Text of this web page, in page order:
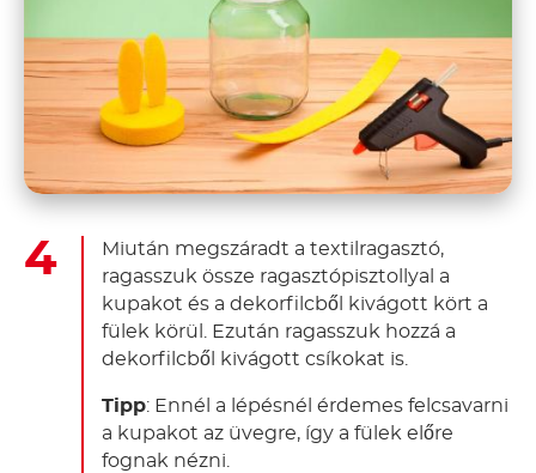
Miután megszáradt a textilragasztó,
ragasszuk össze ragasztópisztollyal a
kupakot és a dekorfilcből kivágott kört a
fülek körül. Ezután ragasszuk hozzá a
dekorfilcből kivágott csíkokat is.
Tipp: Ennél a lépésnél érdemes felcsavarni
a kupakot az üvegre, így a fülek előre
fognak nézni.